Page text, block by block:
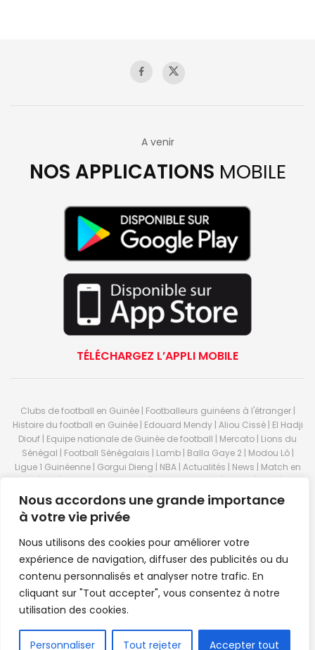
Nous accordons une grande importance
à votre vie privée
Nous utilisons des cookies pour améliorer votre
expérience de navigation, diffuser des publicités ou du
contenu personnalisés et analyser notre trafic. En
cliquant sur "Tout accepter", vous consentez à notre
utilisation des cookies.
Personnaliser Tout rejeter Accepter tout
A venir
NOS APPLICATIONS MOBILE
TÉLÉCHARGEZ L’APPLI MOBILE
Clubs de football en Guinée | Footballeurs guinéens à l'étranger |
Histoire du football en Guinée | Edouard Mendy | Aliou Cissé | El Hadji
Diouf | Equipe nationale de Guinée de football | Mercato | Lions du
Sénégal | Football Sénégalais | Lamb | Balla Gaye 2 | Modou Lô |
Ligue 1 Guinéenne | Gorgui Dieng | NBA | Actualités | News | Match en
direct | But | Actualité au Guinée | Premier League | Ligue 1 | Liga | Serie
A | LSFP | Conakry | Guinée | Sport Guineen | Basket Guineens | Foot
Guineen | Handball Guinee | Match Guinee | Championnat Guinée |
Stade du 28 septembre | Coupe d'Afrique des nations de football |
Equipe de Guinee| Equipe national de Guinée | Senegal Equipe |
Guinée | Le Senegal | Dakar | Coupe de Guinée | Stade du 28
septembre | Foot Club | Sport Guinee | Sport Senegal | Paris Foot |
Sport en direct | Boxe | Sénégal Dakar | La Guinée | Live Sport | RTG |
Guinee en direct | Foot en direct | Foot direct | Eurosports | Football
direct | Vidéo | Télécharger Africasport | Clubs de football guinéens |
FR